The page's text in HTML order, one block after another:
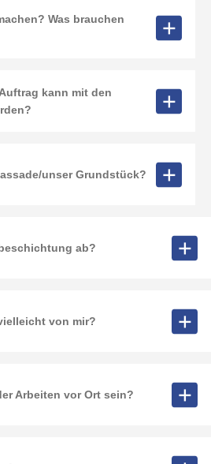
Was brauchen
kann mit den
unser Grundstück?
ab?
von mir?
Arbeiten vor Ort sein?